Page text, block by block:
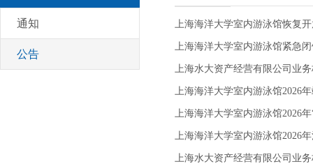
通知
公告
上海海洋大学室内游泳馆恢复
上海海洋大学室内游泳馆紧急
上海水大资产经营有限公司业
上海海洋大学室内游泳馆2026
上海海洋大学室内游泳馆2026
上海海洋大学室内游泳馆2026
上海水大资产经营有限公司业